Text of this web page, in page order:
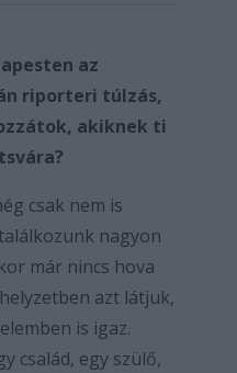
az
riporteri túlzás,
akiknek ti
csak nem is
nagyon
már nincs hova
azt látjuk,
is igaz.
család, egy szülő,